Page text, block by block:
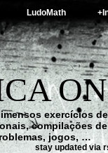
LudoMath
exercícios
compilações
jogos, …
stay updated via